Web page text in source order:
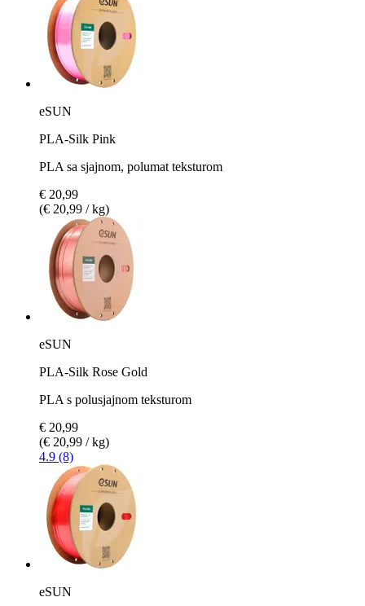
eSUN
PLA-Silk Pink
PLA sa sjajnom, polumat teksturom
€ 20,99
(€ 20,99 / kg)
eSUN
PLA-Silk Rose Gold
PLA s polusjajnom teksturom
€ 20,99
(€ 20,99 / kg)
4.9 (8)
eSUN